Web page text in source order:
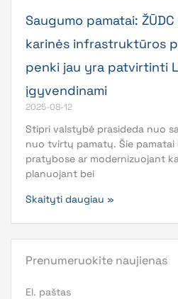
Saugumo pamatai:
karinės infrastruktūros
penki jau yra patvirtinti
įgyvendinami
2025-08-12
Stipri valstybė prasideda nuo
nuo tvirtų pamatų. Šie pamatai
pratybose ar modernizuojant
planuojant bei
Skaityti daugiau »
Prenumeruokite naujienas
El. paštas